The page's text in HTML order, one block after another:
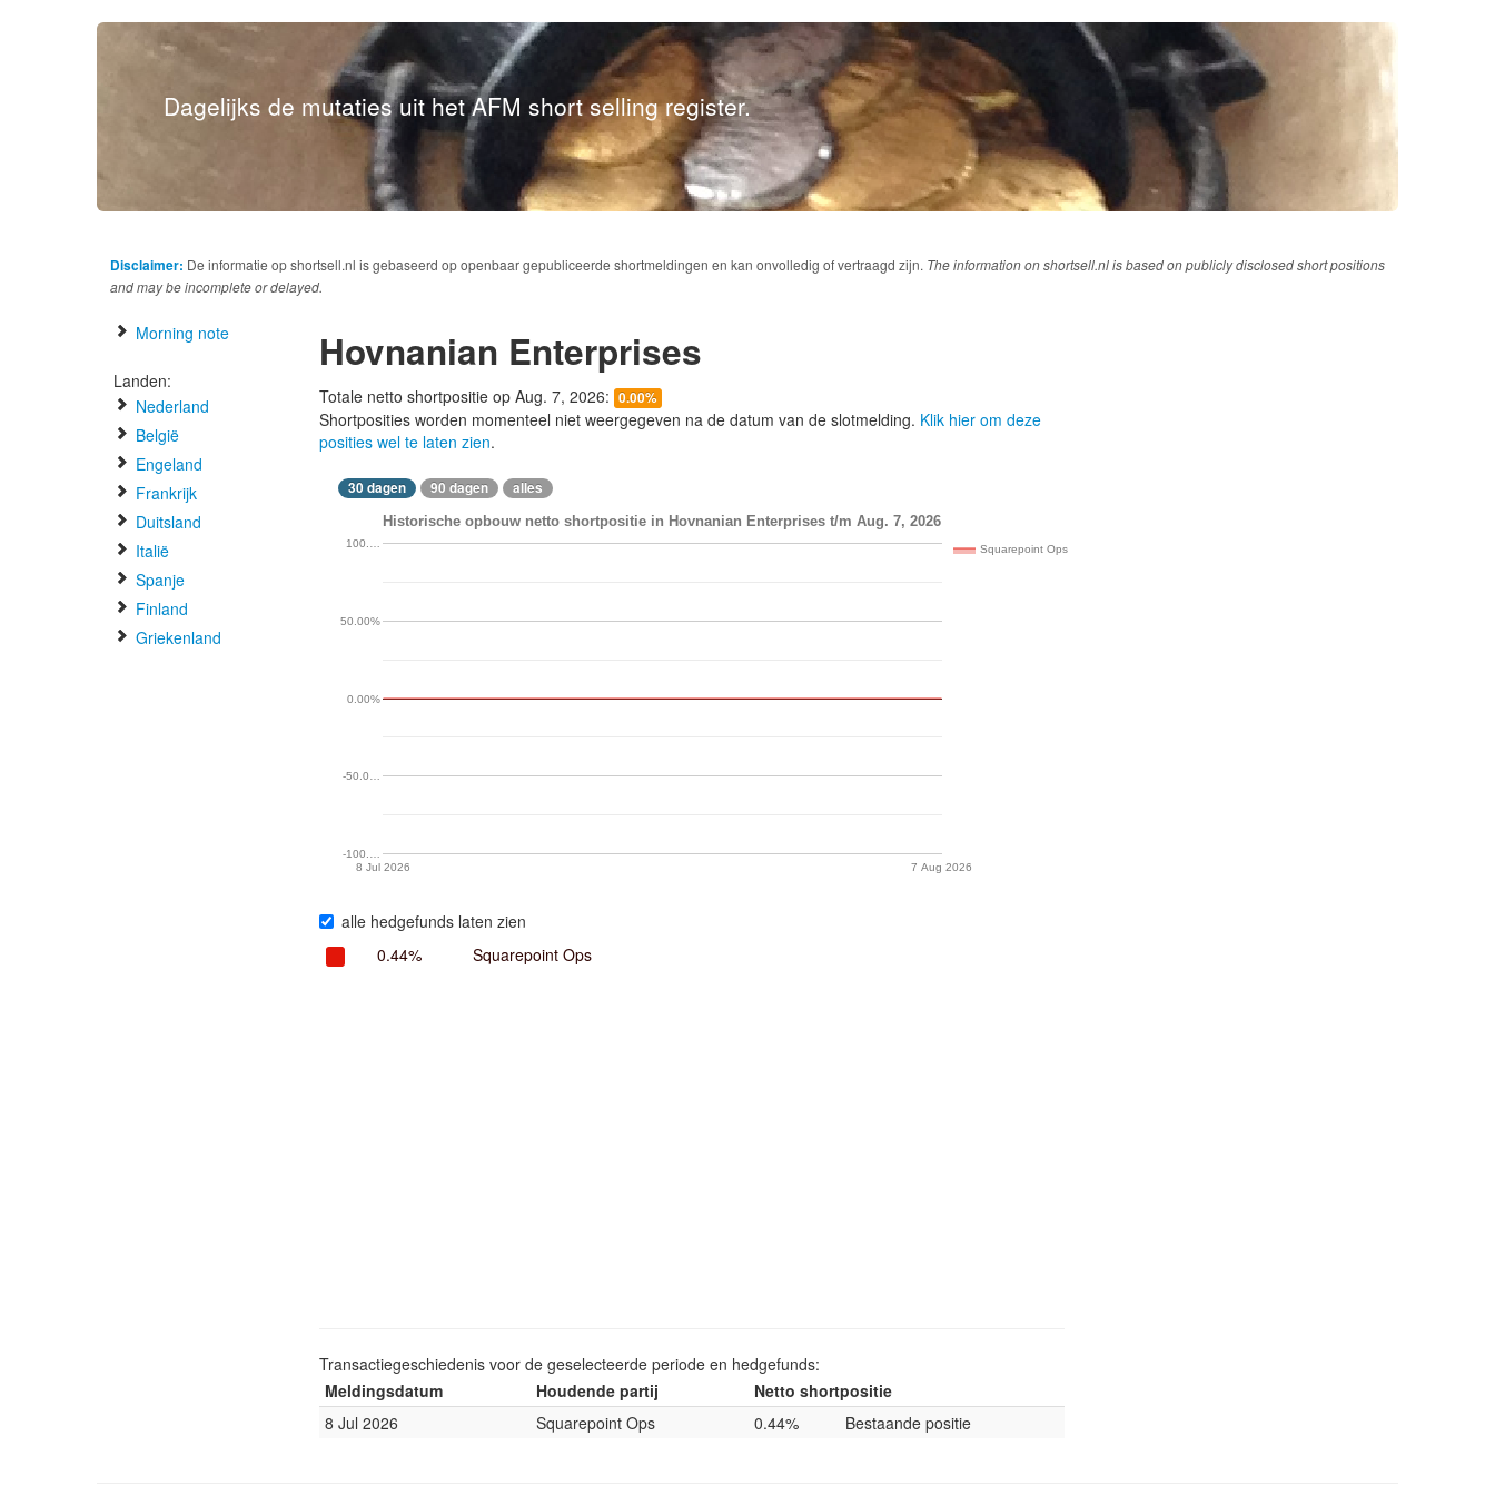
Dagelijks de mutaties uit het AFM short selling register.
Disclaimer: De informatie op shortsell.nl is gebaseerd op openbaar gepubliceerde shortmeldingen en kan onvolledig of vertraagd zijn. The information on shortsell.nl is based on publicly disclosed short positions
and may be incomplete or delayed.
Morning note
Landen:
Nederland
België
Engeland
Frankrijk
Duitsland
Italië
Spanje
Finland
Griekenland
Hovnanian Enterprises
Totale netto shortpositie op Aug. 7, 2026: 0.00%
Shortposities worden momenteel niet weergegeven na de datum van de slotmelding. Klik hier om deze
posities wel te laten zien.
30 dagen 90 dagen alles
Historische opbouw netto shortpositie in Hovnanian Enterprises t/m Aug. 7, 2026
Squarepoint Ops
8 Jul 2026 7 Aug 2026
-100.…
-50.0…
0.00%
50.00%
100.…
alle hedgefunds laten zien
0.44%
Squarepoint Ops
Transactiegeschiedenis voor de geselecteerde periode en hedgefunds:
Meldingsdatum
Houdende partij
Netto shortpositie
8 Jul 2026
Squarepoint Ops 0.44% Bestaande positie